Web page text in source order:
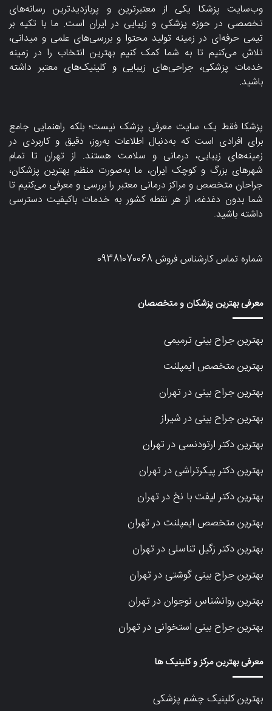
وب‌سایت پزشکا یکی از معتبرترین و پربازدیدترین رسانه‌های
تخصصی در حوزه پزشکی و زیبایی در ایران است. ما با تکیه بر
تیمی حرفه‌ای در زمینه تولید محتوا و بررسی‌های علمی و میدانی،
تلاش می‌کنیم تا به شما کمک کنیم بهترین انتخاب را در زمینه
خدمات پزشکی، جراحی‌های زیبایی و کلینیک‌های معتبر داشته
باشید.
پزشکا فقط یک سایت معرفی پزشک نیست؛ بلکه راهنمایی جامع
برای افرادی است که به‌دنبال اطلاعات به‌روز، دقیق و کاربردی در
زمینه‌های زیبایی، درمانی و سلامت هستند. از تهران تا تمام
شهرهای بزرگ و کوچک ایران، ما به‌صورت منظم بهترین پزشکان،
جراحان متخصص و مراکز درمانی معتبر را بررسی و معرفی می‌کنیم تا
شما بدون دغدغه، از هر نقطه کشور به خدمات باکیفیت دسترسی
داشته باشید.
شماره تماس کارشناس فروش09381070068
معرفی بهترین پزشکان و متخصصان
بهترین جراح بینی ترمیمی
بهترین متخصص ایمپلنت
بهترین جراح بینی در تهران
بهترین جراح بینی در شیراز
بهترین دکتر ارتودنسی در تهران
بهترین دکتر پیکرتراشی در تهران
بهترین دکتر لیفت با نخ در تهران
بهترین متخصص ایمپلنت در تهران
بهترین دکتر زگیل تناسلی در تهران
بهترین جراح بینی گوشتی در تهران
بهترین روانشناس نوجوان در تهران
بهترین جراح بینی استخوانی در تهران
معرفی بهترین مرکز و کلینیک ها
بهترین کلینیک چشم پزشکی